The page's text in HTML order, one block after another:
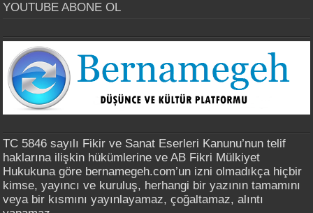
YOUTUBE ABONE OL
TC 5846 sayılı Fikir ve Sanat Eserleri Kanunu’nun telif
haklarına ilişkin hükümlerine ve AB Fikri Mülkiyet
Hukukuna göre bernamegeh.com’un izni olmadıkça hiçbir
kimse, yayıncı ve kuruluş, herhangi bir yazının tamamını
veya bir kısmını yayınlayamaz, çoğaltamaz, alıntı